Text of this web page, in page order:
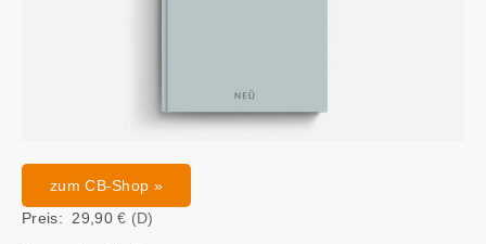
zum CB-Shop »
Preis: 29,90€ (D)